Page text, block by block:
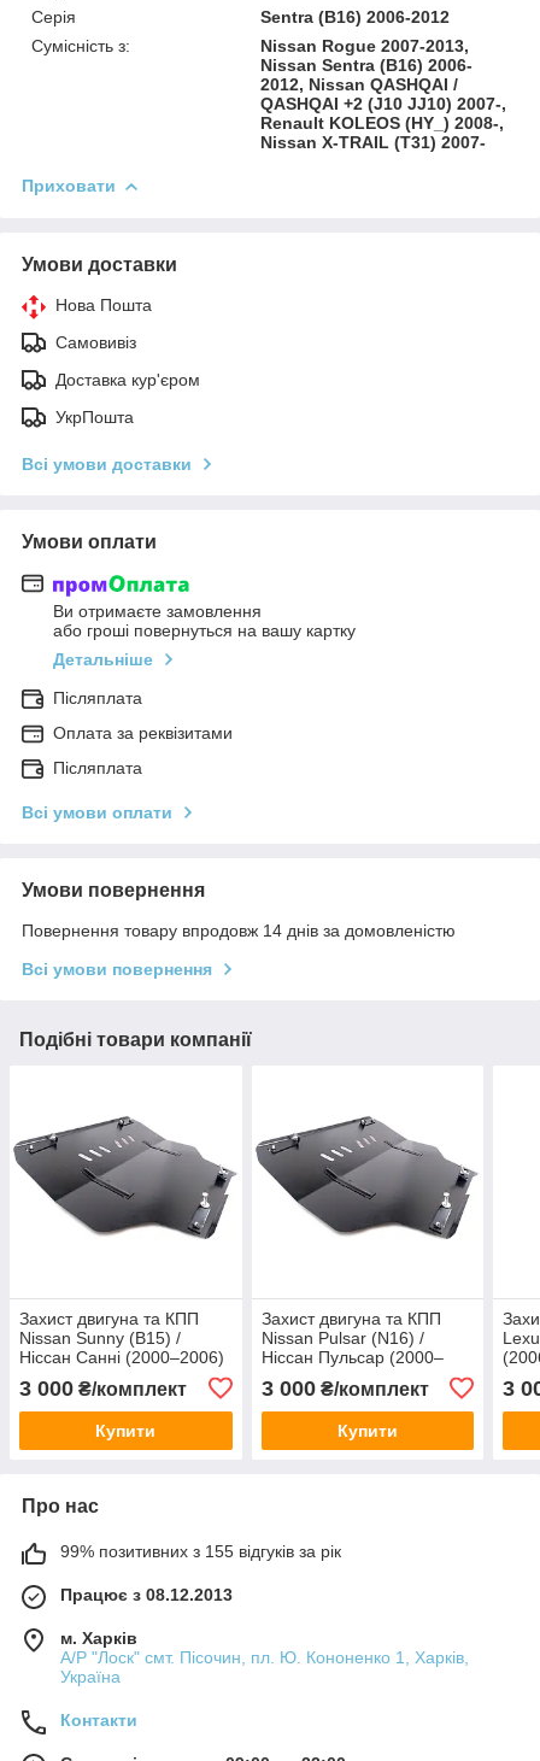
Серія
Sentra (B16) 2006-2012
Сумісність з:
Nissan Rogue 2007-2013,
Nissan Sentra (B16) 2006-
2012, Nissan QASHQAI /
QASHQAI +2 (J10 JJ10) 2007-,
Renault KOLEOS (HY_) 2008-,
Nissan X-TRAIL (T31) 2007-
Приховати
Умови доставки
Нова Пошта
Самовивіз
Доставка кур'єром
УкрПошта
Всі умови доставки
Умови оплати
Ви отримаєте замовлення
або гроші повернуться на вашу картку
Детальніше
Післяплата
Оплата за реквізитами
Післяплата
Всі умови оплати
Умови повернення
Повернення товару впродовж 14 днів за домовленістю
Всі умови повернення
Подібні товари компанії
Захист двигуна та КПП
Nissan Sunny (B15) /
Ніссан Санні (2000–2006)
3 000 ₴/комплект
Купити
Захист двигуна та КПП
Nissan Pulsar (N16) /
Ніссан Пульсар (2000–
2005) ЩИТ 273/5, сталь 2
мм
3 000₴/комплект
Купити
3
Про нас
99% позитивних з 155 відгуків за рік
Працює з 08.12.2013
м. Харків
А/Р "Лоск" смт. Пісочин, пл. Ю. Кононенко 1, Харків,
Україна
Контакти